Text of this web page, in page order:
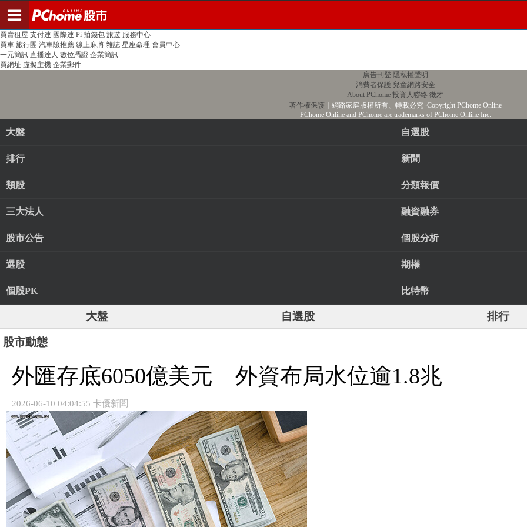
PChome首頁 線上購物 24h購物 書店
買賣租屋 支付連 國際連 Pi 拍錢包 旅遊 服務中心
買車 旅行團 汽車險推薦 線上麻將 雜誌 星座命理 會員中心
一元簡訊 直播達人 數位憑證 企業簡訊
買網址 虛擬主機 企業郵件
廣告刊登 隱私權聲明
消費者保護 兒童網路安全
About PChome 投資人聯絡 徵才
著作權保護 ｜網路家庭版權所有、轉載必究‧Copyright PChome Online
PChome Online and PChome are trademarks of PChome Online Inc.
大盤 自選股
排行 新聞
類股 分類報價
三大法人 融資融券
股市公告 個股分析
選股 期權
個股PK 比特幣
大盤 自選股 排行
股市動態
外匯存底6050億美元 外資布局水位逾1.8兆
2026-06-10 04:04:55 卡優新聞